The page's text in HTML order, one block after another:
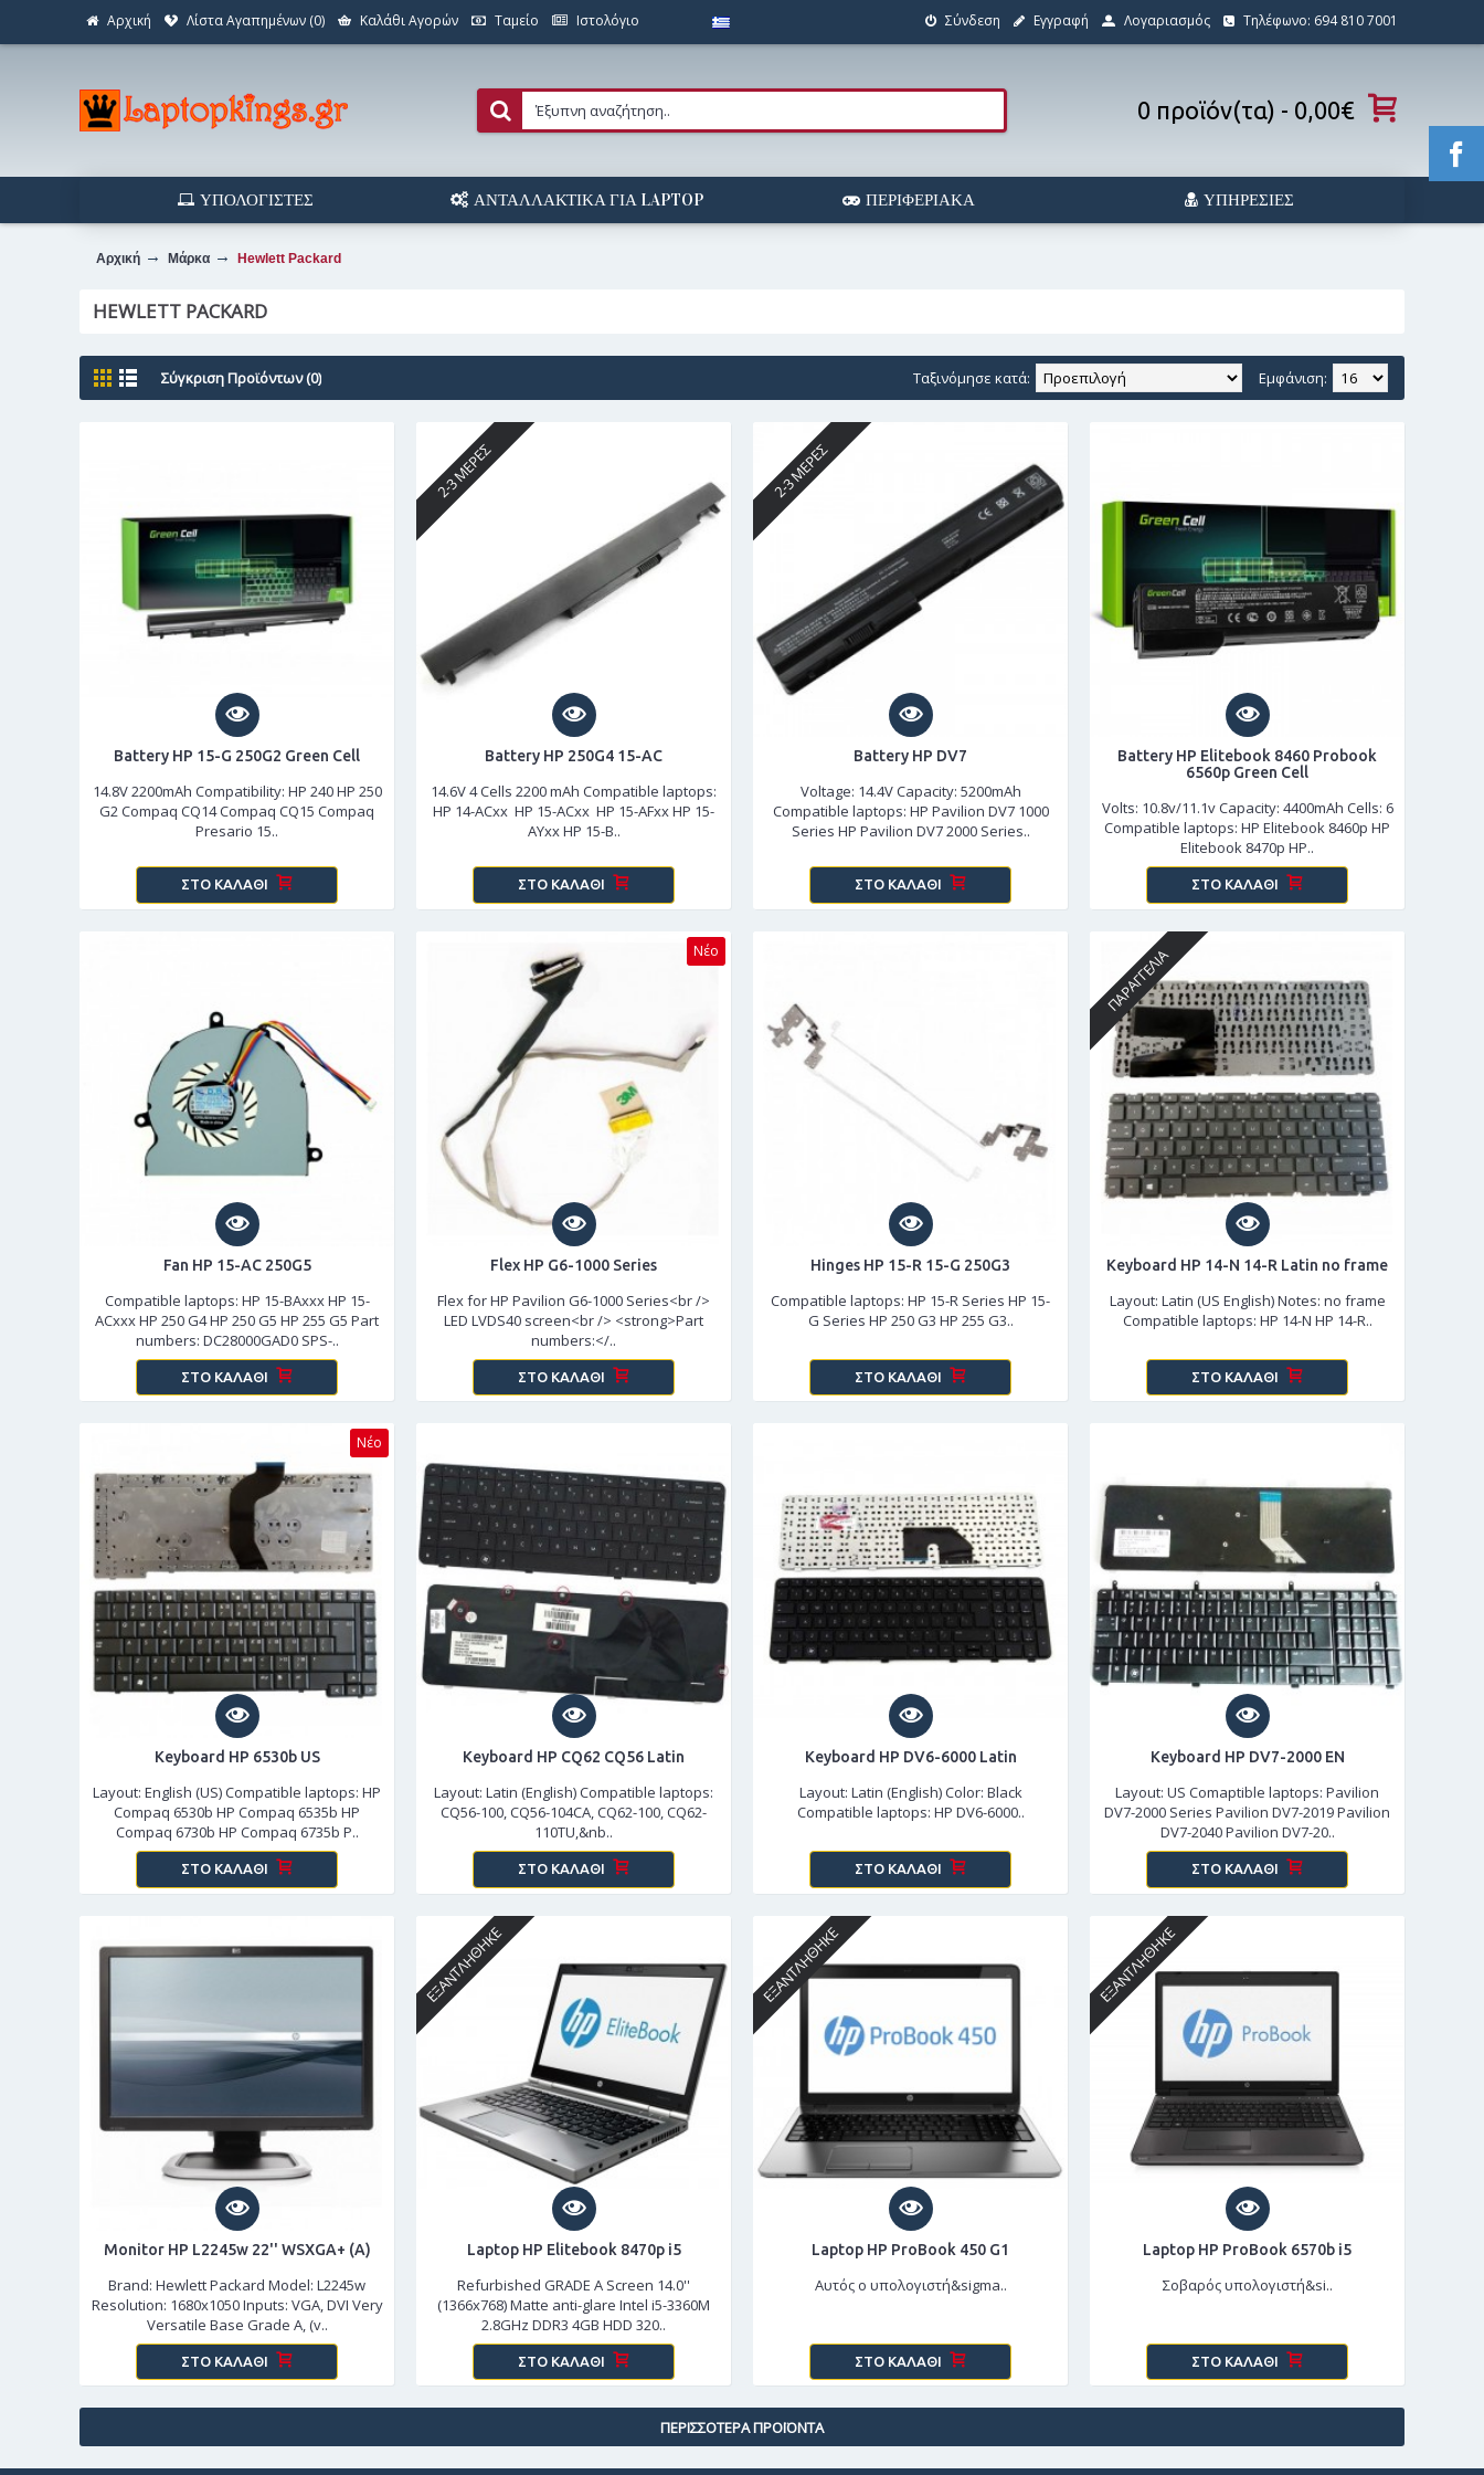
Αρχική Λίστα Αγαπημένων (0) Καλάθι Αγορών Ταμείο Ιστολόγιο Σύνδεση Εγγραφή Λογαριασμός Τηλέφωνο: 694 810 7001
0 προϊόν(τα) - 0,00€
ΥΠΟΛΟΓΙΣΤΈΣ ΑΝΤΑΛΛΑΚΤΙΚΆ ΓΙΑ LAPTOP ΠΕΡΙΦΕΡΙΑΚΆ ΥΠΗΡΕΣΊΕΣ
Αρχική Μάρκα Hewlett Packard
HEWLETT PACKARD
Σύγκριση Προϊόντων (0) Εμφάνιση:
Ταξινόμησε κατά:
Battery HP 15-G 250G2 Green Cell
14.8V 2200mAh Compatibility: HP 240 HP 250
G2 Compaq CQ14 Compaq CQ15 Compaq
Presario 15..
ΣΤΟ ΚΑΛΆΘΙ
2-3 ΜΈΡΕΣ
Battery HP 250G4 15-AC
14.6V 4 Cells 2200 mAh Compatible laptops:
HP 14-ACxx HP 15-ACxx HP 15-AFxx HP 15-
AYxx HP 15-B..
ΣΤΟ ΚΑΛΆΘΙ
2-3 ΜΈΡΕΣ
Battery HP DV7
Voltage: 14.4V Capacity: 5200mAh
Compatible laptops: HP Pavilion DV7 1000
Series HP Pavilion DV7 2000 Series..
ΣΤΟ ΚΑΛΆΘΙ
Battery HP Elitebook 8460 Probook
6560p Green Cell
Volts: 10.8v/11.1v Capacity: 4400mAh Cells: 6
Compatible laptops: HP Elitebook 8460p HP
Elitebook 8470p HP..
ΣΤΟ ΚΑΛΆΘΙ
Fan HP 15-AC 250G5
Compatible laptops: HP 15-BAxxx HP 15-
ACxxx HP 250 G4 HP 250 G5 HP 255 G5 Part
numbers: DC28000GAD0 SPS-..
ΣΤΟ ΚΑΛΆΘΙ
Νέο
Flex HP G6-1000 Series
Flex for HP Pavilion G6-1000 Series<br />
LED LVDS40 screen<br /> <strong>Part
numbers:</..
ΣΤΟ ΚΑΛΆΘΙ
Hinges HP 15-R 15-G 250G3
Compatible laptops: HP 15-R Series HP 15-
G Series HP 250 G3 HP 255 G3..
ΣΤΟ ΚΑΛΆΘΙ
ΠΑΡΑΓΓΕΛΊΑ
Keyboard HP 14-N 14-R Latin no frame
Layout: Latin (US English) Notes: no frame
Compatible laptops: HP 14-N HP 14-R..
ΣΤΟ ΚΑΛΆΘΙ
Νέο
Keyboard HP 6530b US
Layout: English (US) Compatible laptops: HP
Compaq 6530b HP Compaq 6535b HP
Compaq 6730b HP Compaq 6735b P..
ΣΤΟ ΚΑΛΆΘΙ
Keyboard HP CQ62 CQ56 Latin
Layout: Latin (English) Compatible laptops:
CQ56-100, CQ56-104CA, CQ62-100, CQ62-
110TU,&nb..
ΣΤΟ ΚΑΛΆΘΙ
Keyboard HP DV6-6000 Latin
Layout: Latin (English) Color: Black
Compatible laptops: HP DV6-6000..
ΣΤΟ ΚΑΛΆΘΙ
Keyboard HP DV7-2000 EN
Layout: US Comaptible laptops: Pavilion
DV7-2000 Series Pavilion DV7-2019 Pavilion
DV7-2040 Pavilion DV7-20..
ΣΤΟ ΚΑΛΆΘΙ
Monitor HP L2245w 22'' WSXGA+ (A)
Brand: Hewlett Packard Model: L2245w
Resolution: 1680x1050 Inputs: VGA, DVI Very
Versatile Base Grade A, (v..
ΣΤΟ ΚΑΛΆΘΙ
ΕΞΑΝΤΛΉΘΗΚΕ
Laptop HP Elitebook 8470p i5
Refurbished GRADE A Screen 14.0''
(1366x768) Matte anti-glare Intel i5-3360M
2.8GHz DDR3 4GB HDD 320..
ΣΤΟ ΚΑΛΆΘΙ
ΕΞΑΝΤΛΉΘΗΚΕ
Laptop HP ProBook 450 G1
Αυτός ο υπολογιστή&sigma..
ΣΤΟ ΚΑΛΆΘΙ
ΕΞΑΝΤΛΉΘΗΚΕ
Laptop HP ProBook 6570b i5
Σοβαρός υπολογιστή&si..
ΣΤΟ ΚΑΛΆΘΙ
ΠΕΡΙΣΣΌΤΕΡΑ ΠΡΟΪΌΝΤΑ